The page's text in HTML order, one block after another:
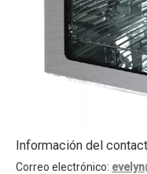
Información del
Correo electrónico: